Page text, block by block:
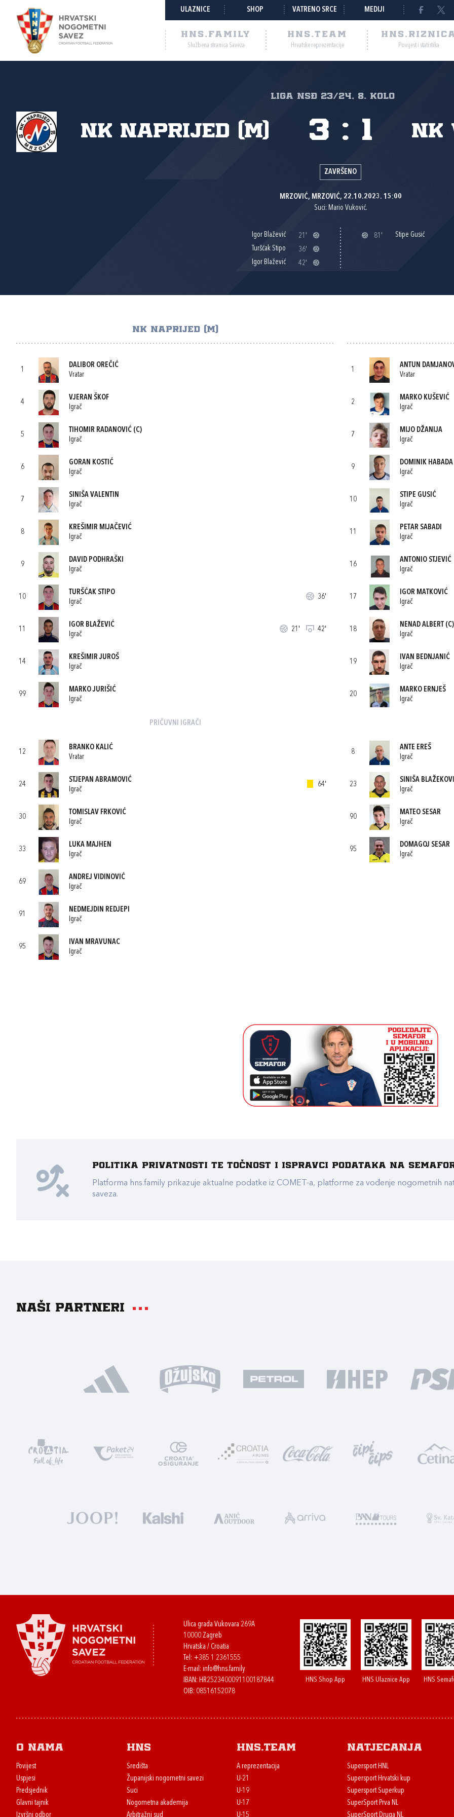
ULAZNICE SHOP VATRENO SRCE MEDIJI
HNS.FAMILY
Službena stranica Saveza
HNS.TEAM
Hrvatske reprezentacije Povijest i statistika
Liga NSĐ 23/24, 8. kolo
NK Naprijed (M) NK
3 : 1
ZAVRŠENO
MRZOVIĆ, MRZOVIĆ, 22.10.2023. 15:00
Suci: Mario Vuković.
Igor Blažević
21'
Turšćak Stipo
36'
Igor Blažević
42'
81' Stipe Gusić
NK NAPRIJED (M)
1
DALIBOR OREČIĆ
Vratar
4
VJERAN ŠKOF
Igrač
5
TIHOMIR RADANOVIĆ (C)
Igrač
6
GORAN KOSTIĆ
Igrač
7
SINIŠA VALENTIN
Igrač
8
KREŠIMIR MIJAČEVIĆ
Igrač
9
DAVID PODHRAŠKI
Igrač
10
TURŠĆAK STIPO
Igrač
36'
11
IGOR BLAŽEVIĆ
Igrač
21' 42'
14
KREŠIMIR JUROŠ
Igrač
99
MARKO JURIŠIĆ
Igrač
PRIČUVNI IGRAČI
12
BRANKO KALIĆ
Vratar
24
STJEPAN ABRAMOVIĆ
Igrač
64'
30
TOMISLAV FRKOVIĆ
Igrač
33
LUKA MAJHEN
Igrač
69
ANDREJ VIDINOVIĆ
Igrač
91
NEDMEJDIN REDJEPI
Igrač
95
IVAN MRAVUNAC
Igrač
1
ANTUN
Vratar
2
MARKO KUŠEVIĆ
Igrač
7
MIJO DŽANIJA
Igrač
9
DOMINIK HABADA
Igrač
10
STIPE GUSIĆ
Igrač
11
PETAR SABADI
Igrač
16
ANTONIO STJEVIĆ
Igrač
17
IGOR MATKOVIĆ
Igrač
18
NENAD ALBERT(C)
Igrač
19
IVAN BEDNJANIĆ
Igrač
20
MARKO ERNJEŠ
Igrač
8
ANTE EREŠ
Igrač
23
SINIŠA
Igrač
90
MATEO SESAR
Igrač
95
DOMAGOJ SESAR
Igrač
Politika privatnosti te točnost i ispravci podataka na
Platforma hns.family prikazuje aktualne podatke iz COMET-a, platforme za vođenje nogometnih
saveza.
Naši partneri
Ulica grada Vukovara 269A
10000 Zagreb
Hrvatska / Croatia
Tel: +385 1 2361555
E-mail: info@hns.family
IBAN: HR2523400091100187844
OIB: 08516152078
HNS Shop App HNS Ulaznice App HNS
O nama
Povijest
Uspjesi
Predsjednik
Glavni tajnik
Izvršni odbor
HNS
Središta
Županijski nogometni savezi
Suci
Nogometna akademija
Arbitražni sud
HNS.team
A reprezentacija
U-21
U-19
U-17
U-15
Natjecanja
Supersport HNL
Supersport Hrvatski kup
Supersport Superkup
SuperSport Prva NL
SuperSport Druga NL